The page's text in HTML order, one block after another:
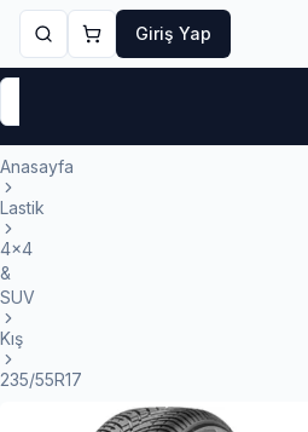
Giriş Yap
Anasayfa
Lastik
4x4
&
SUV
Kış
235/55R17